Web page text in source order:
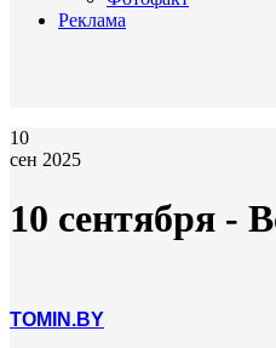
Реклама
10
сен 2025
10 сентября -
TOMIN.BY